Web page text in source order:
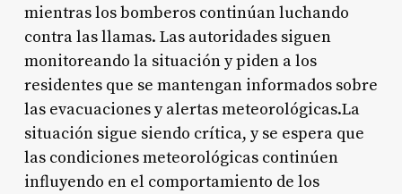
mientras los bomberos continúan luchando
contra las llamas. Las autoridades siguen
monitoreando la situación y piden a los
residentes que se mantengan informados sobre
las evacuaciones y alertas meteorológicas.La
situación sigue siendo crítica, y se espera que
las condiciones meteorológicas continúen
influyendo en el comportamiento de los